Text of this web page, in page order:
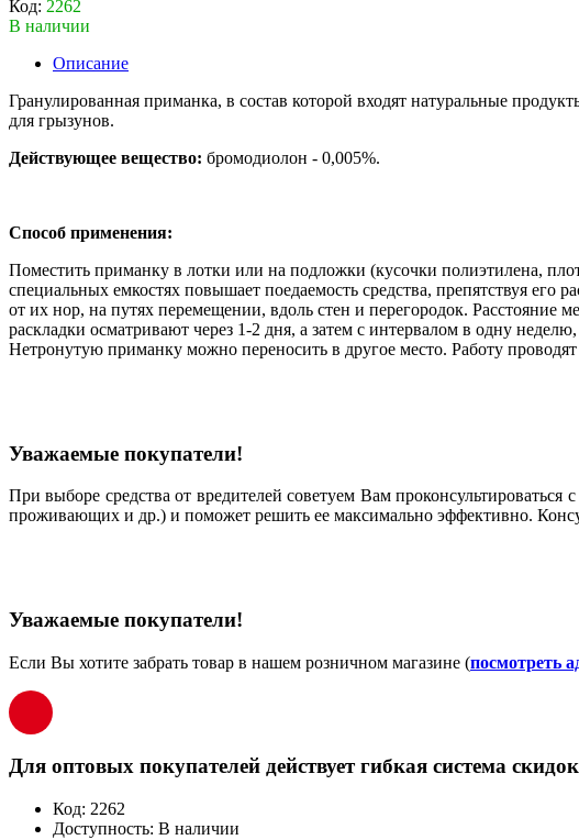
Код: 2262
В наличии
Описание
Гранулированная приманка, в состав которой входят натуральные
для грызунов.
Действующее вещество: бромодиолон - 0,005%.
Способ применения:
Поместить приманку в лотки или на подложки (кусочки полиэтилена,
специальных емкостях повышает поедаемость средства, препятствуя
от их нор, на путях перемещении, вдоль стен и перегородок.
раскладки осматривают через 1-2 дня, а затем с интервалом в одну
Нетронутую приманку можно переносить в другое место. Работу
Уважаемые покупатели!
При выборе средства от вредителей советуем Вам
проживающих и др.) и поможет решить ее максимально эффективно.
Уважаемые покупатели!
Если Вы хотите забрать товар в нашем розничном магазине (посмотреть
Для оптовых покупателей действует гибкая система
Код: 2262
Доступность: В наличии